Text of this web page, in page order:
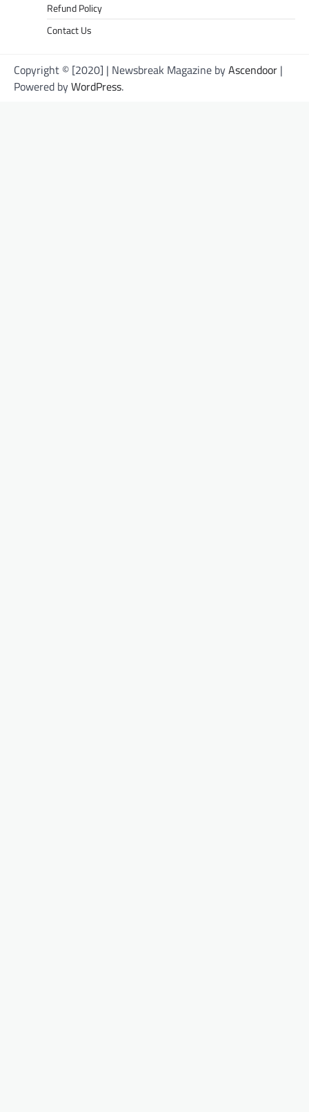
Refund Policy
Contact Us
Copyright © [2020] | Newsbreak Magazine byAscendoor |
Powered byWordPress.